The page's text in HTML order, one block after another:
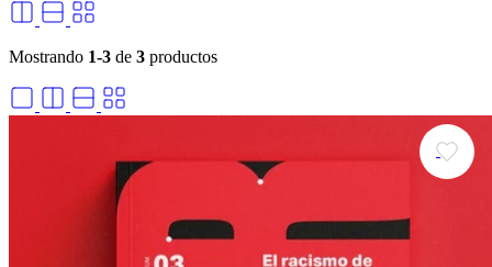
Mostrando 1-3 de 3 productos